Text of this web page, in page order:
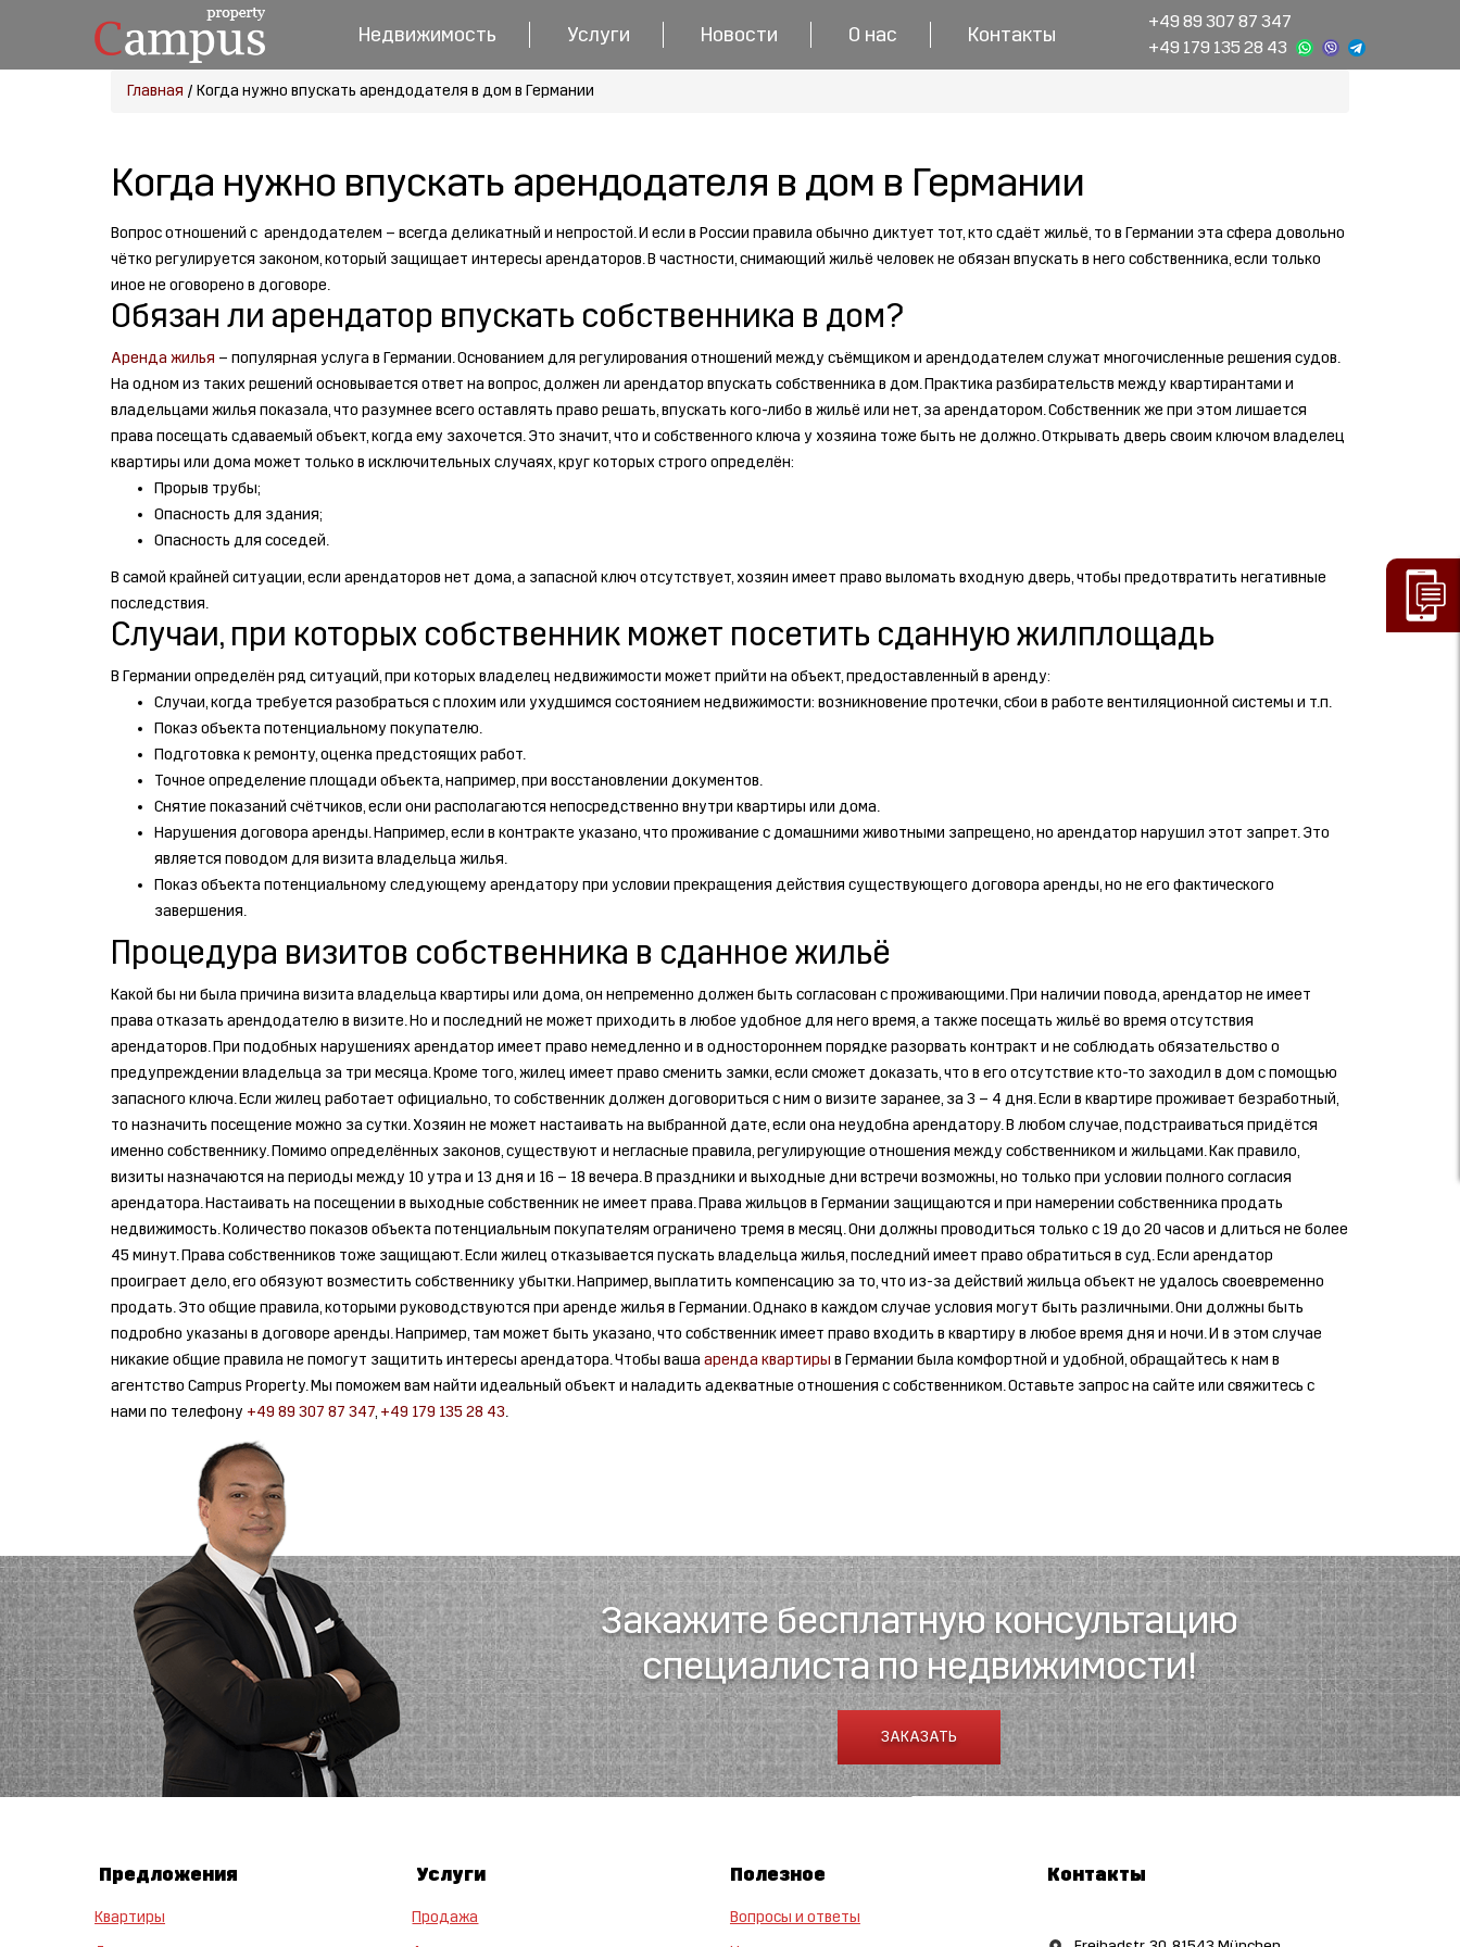
Недвижимость Услуги Новости О нас Контакты
+49 89 307 87 347
+49 179 135 28 43
Главная / Когда нужно впускать арендодателя в дом в Германии
Когда нужно впускать арендодателя в дом в Германии
Вопрос отношений с арендодателем – всегда деликатный и непростой. И если в России правила обычно диктует тот, кто сдаёт жильё, то в Германии эта сфера довольно
чётко регулируется законом, который защищает интересы арендаторов. В частности, снимающий жильё человек не обязан впускать в него собственника, если только
иное не оговорено в договоре.
Обязан ли арендатор впускать собственника в дом?
Аренда жилья – популярная услуга в Германии. Основанием для регулирования отношений между съёмщиком и арендодателем служат многочисленные решения судов.
На одном из таких решений основывается ответ на вопрос, должен ли арендатор впускать собственника в дом. Практика разбирательств между квартирантами и
владельцами жилья показала, что разумнее всего оставлять право решать, впускать кого-либо в жильё или нет, за арендатором. Собственник же при этом лишается
права посещать сдаваемый объект, когда ему захочется. Это значит, что и собственного ключа у хозяина тоже быть не должно. Открывать дверь своим ключом владелец
квартиры или дома может только в исключительных случаях, круг которых строго определён:
Прорыв трубы;
Опасность для здания;
Опасность для соседей.
В самой крайней ситуации, если арендаторов нет дома, а запасной ключ отсутствует, хозяин имеет право выломать входную дверь, чтобы предотвратить негативные
последствия.
Случаи, при которых собственник может посетить сданную жилплощадь
В Германии определён ряд ситуаций, при которых владелец недвижимости может прийти на объект, предоставленный в аренду:
Случаи, когда требуется разобраться с плохим или ухудшимся состоянием недвижимости: возникновение протечки, сбои в работе вентиляционной системы и т.п.
Показ объекта потенциальному покупателю.
Подготовка к ремонту, оценка предстоящих работ.
Точное определение площади объекта, например, при восстановлении документов.
Снятие показаний счётчиков, если они располагаются непосредственно внутри квартиры или дома.
Нарушения договора аренды. Например, если в контракте указано, что проживание с домашними животными запрещено, но арендатор нарушил этот запрет. Это
является поводом для визита владельца жилья.
Показ объекта потенциальному следующему арендатору при условии прекращения действия существующего договора аренды, но не его фактического
завершения.
Процедура визитов собственника в сданное жильё
Какой бы ни была причина визита владельца квартиры или дома, он непременно должен быть согласован с проживающими. При наличии повода, арендатор не имеет
права отказать арендодателю в визите. Но и последний не может приходить в любое удобное для него время, а также посещать жильё во время отсутствия
арендаторов. При подобных нарушениях арендатор имеет право немедленно и в одностороннем порядке разорвать контракт и не соблюдать обязательство о
предупреждении владельца за три месяца. Кроме того, жилец имеет право сменить замки, если сможет доказать, что в его отсутствие кто-то заходил в дом с помощью
запасного ключа. Если жилец работает официально, то собственник должен договориться с ним о визите заранее, за 3 – 4 дня. Если в квартире проживает безработный,
то назначить посещение можно за сутки. Хозяин не может настаивать на выбранной дате, если она неудобна арендатору. В любом случае, подстраиваться придётся
именно собственнику. Помимо определённых законов, существуют и негласные правила, регулирующие отношения между собственником и жильцами. Как правило,
визиты назначаются на периоды между 10 утра и 13 дня и 16 – 18 вечера. В праздники и выходные дни встречи возможны, но только при условии полного согласия
арендатора. Настаивать на посещении в выходные собственник не имеет права. Права жильцов в Германии защищаются и при намерении собственника продать
недвижимость. Количество показов объекта потенциальным покупателям ограничено тремя в месяц. Они должны проводиться только с 19 до 20 часов и длиться не более
45 минут. Права собственников тоже защищают. Если жилец отказывается пускать владельца жилья, последний имеет право обратиться в суд. Если арендатор
проиграет дело, его обязуют возместить собственнику убытки. Например, выплатить компенсацию за то, что из-за действий жильца объект не удалось своевременно
продать. Это общие правила, которыми руководствуются при аренде жилья в Германии. Однако в каждом случае условия могут быть различными. Они должны быть
подробно указаны в договоре аренды. Например, там может быть указано, что собственник имеет право входить в квартиру в любое время дня и ночи. И в этом случае
никакие общие правила не помогут защитить интересы арендатора. Чтобы ваша аренда квартиры в Германии была комфортной и удобной, обращайтесь к нам в
агентство Campus Property. Мы поможем вам найти идеальный объект и наладить адекватные отношения с собственником. Оставьте запрос на сайте или свяжитесь с
нами по телефону +49 89 307 87 347, +49 179 135 28 43.
Закажите бесплатную консультацию
специалиста по недвижимости!
ЗАКАЗАТЬ
Предложения
Квартиры
Услуги
Продажа
Полезное
Вопросы и ответы
Контакты